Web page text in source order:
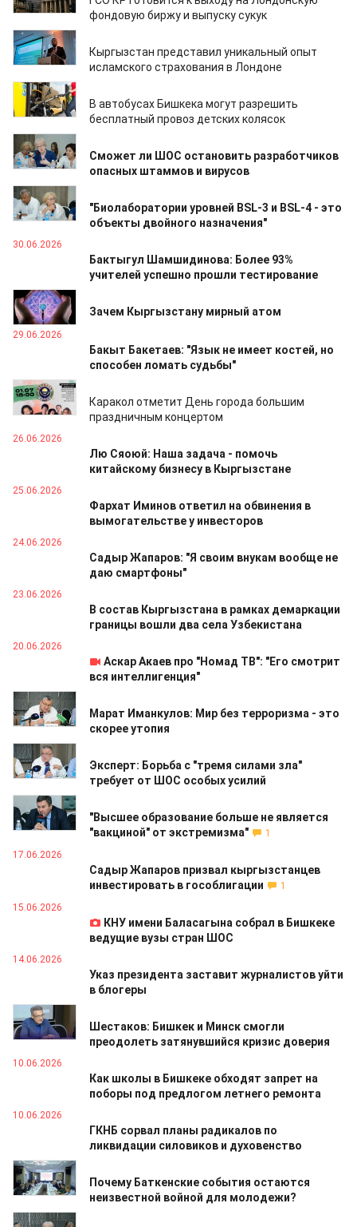
фондовую биржу и выпуску сукук
10.07.2026
Кыргызстан представил уникальный опыт
исламского страхования в Лондоне
09.07.2026
В автобусах Бишкека могут разрешить
бесплатный провоз детских колясок
08.07.2026
Сможет ли ШОС остановить разработчиков
опасных штаммов и вирусов
08.07.2026
"Биолаборатории уровней BSL-3 и BSL-4 - это
объекты двойного назначения"
30.06.2026
Бактыгул Шамшидинова: Более 93%
учителей успешно прошли тестирование
29.06.2026
Зачем Кыргызстану мирный атом
29.06.2026
Бакыт Бакетаев: "Язык не имеет костей, но
способен ломать судьбы"
26.06.2026
Каракол отметит День города большим
праздничным концертом
26.06.2026
Лю Сяоюй: Наша задача - помочь
китайскому бизнесу в Кыргызстане
25.06.2026
Фархат Иминов ответил на обвинения в
вымогательстве у инвесторов
24.06.2026
Садыр Жапаров: "Я своим внукам вообще не
даю смартфоны"
23.06.2026
В состав Кыргызстана в рамках демаркации
границы вошли два села Узбекистана
20.06.2026
Аскар Акаев про "Номад ТВ": "Его смотрит
вся интеллигенция"
20.06.2026
Марат Иманкулов: Мир без терроризма - это
скорее утопия
19.06.2026
Эксперт: Борьба с "тремя силами зла"
требует от ШОС особых усилий
19.06.2026
"Высшее образование больше не является
"вакциной" от экстремизма"
1
17.06.2026
Садыр Жапаров призвал кыргызстанцев
инвестировать в гособлигации
1
15.06.2026
КНУ имени Баласагына собрал в Бишкеке
ведущие вузы стран ШОС
14.06.2026
Указ президента заставит журналистов уйти
в блогеры
11.06.2026
Шестаков: Бишкек и Минск смогли
преодолеть затянувшийся кризис доверия
10.06.2026
Как школы в Бишкеке обходят запрет на
поборы под предлогом летнего ремонта
10.06.2026
ГКНБ сорвал планы радикалов по
ликвидации силовиков и духовенство
09.06.2026
Почему Баткенские события остаются
неизвестной войной для молодежи?
09.06.2026